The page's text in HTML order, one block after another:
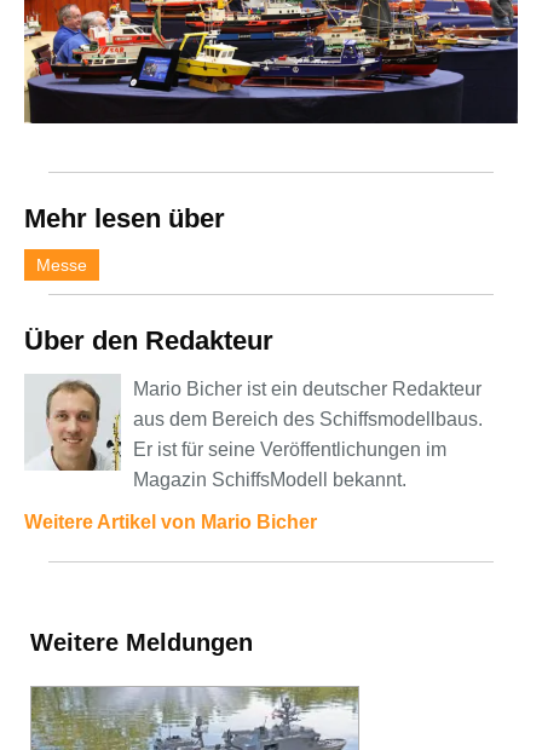
Mehr lesen über
Messe
Über den Redakteur
Mario Bicher ist ein deutscher Redakteur
aus dem Bereich des Schiffsmodellbaus.
Er ist für seine Veröffentlichungen im
Magazin SchiffsModell bekannt.
Weitere Artikel von Mario Bicher
Weitere Meldungen